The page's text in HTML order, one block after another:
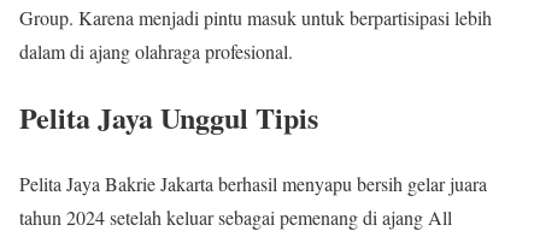
Group. Karena menjadi pintu masuk untuk berpartisipasi lebih
dalam di ajang olahraga profesional.
Pelita Jaya Unggul Tipis
Pelita Jaya Bakrie Jakarta berhasil menyapu bersih gelar juara
tahun 2024 setelah keluar sebagai pemenang di ajang All